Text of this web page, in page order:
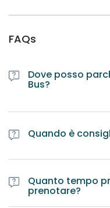
FAQs
Dove posso
Bus?
Quando è
Quanto tempo
prenotare?